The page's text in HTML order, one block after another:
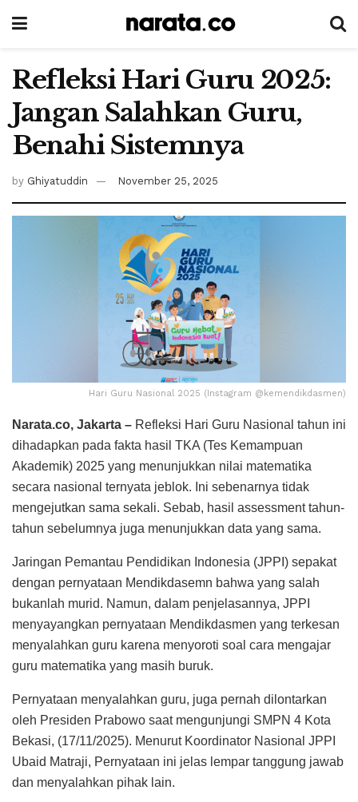
Refleksi Hari Guru 2025:
Jangan Salahkan Guru,
Benahi Sistemnya
by Ghiyatuddin November 25, 2025
Hari Guru Nasional 2025 (Instagram @kemendikdasmen)
Narata.co, Jakarta – Refleksi Hari Guru Nasional tahun ini
dihadapkan pada fakta hasil TKA (Tes Kemampuan
Akademik) 2025 yang menunjukkan nilai matematika
secara nasional ternyata jeblok. Ini sebenarnya tidak
mengejutkan sama sekali. Sebab, hasil assessment tahun-
tahun sebelumnya juga menunjukkan data yang sama.
Jaringan Pemantau Pendidikan Indonesia (JPPI) sepakat
dengan pernyataan Mendikdasemn bahwa yang salah
bukanlah murid. Namun, dalam penjelasannya, JPPI
menyayangkan pernyataan Mendikdasmen yang terkesan
menyalahkan guru karena menyoroti soal cara mengajar
guru matematika yang masih buruk.
Pernyataan menyalahkan guru, juga pernah dilontarkan
oleh Presiden Prabowo saat mengunjungi SMPN 4 Kota
Bekasi, (17/11/2025). Menurut Koordinator Nasional JPPI
Ubaid Matraji, Pernyataan ini jelas lempar tanggung jawab
dan menyalahkan pihak lain.